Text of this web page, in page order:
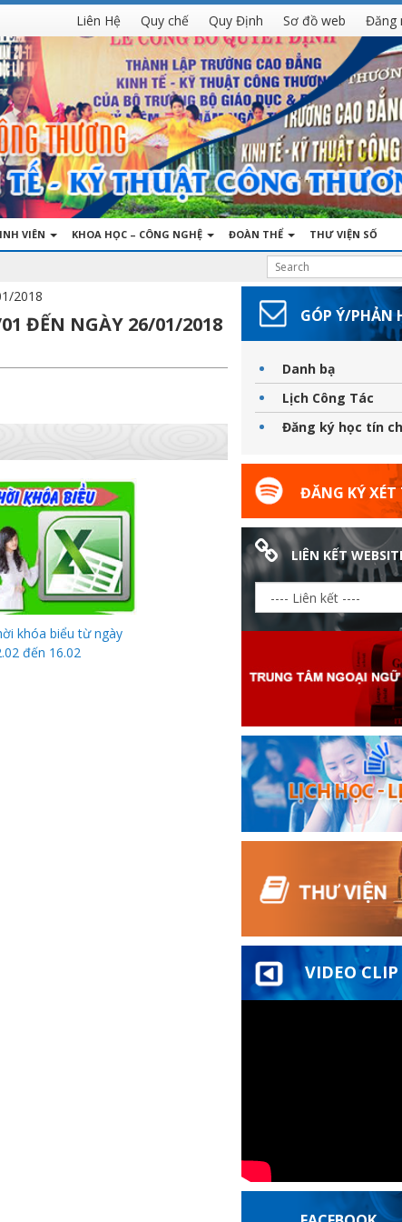
Liên Hệ Quy chế Quy Định Sơ đồ web Đăng
VIÊN KHOA HỌC – CÔNG NGHỆ ĐOÀN THỂ THƯ VIỆN SỐ
2018
ĐẾN NGÀY 26/01/2018
khóa biểu từ ngày
đến 16.02
GÓP Ý/PHẢN
Danh bạ
Lịch Công Tác
Đăng ký học tín
ĐĂNG KÝ XÉT
LIÊN KẾT
VIDEO CLIP